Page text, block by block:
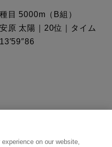
種目 5000m（B組）
安原 太陽｜20位｜タイム
13′59″86
on our website,